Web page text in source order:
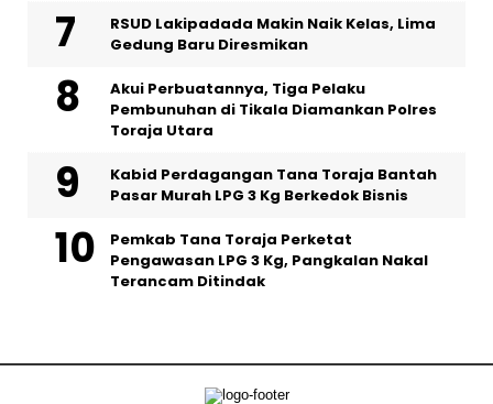
RSUD Lakipadada Makin Naik Kelas, Lima
Gedung Baru Diresmikan
Akui Perbuatannya, Tiga Pelaku
Pembunuhan di Tikala Diamankan Polres
Toraja Utara
Kabid Perdagangan Tana Toraja Bantah
Pasar Murah LPG 3 Kg Berkedok Bisnis
Pemkab Tana Toraja Perketat
Pengawasan LPG 3 Kg, Pangkalan Nakal
Terancam Ditindak